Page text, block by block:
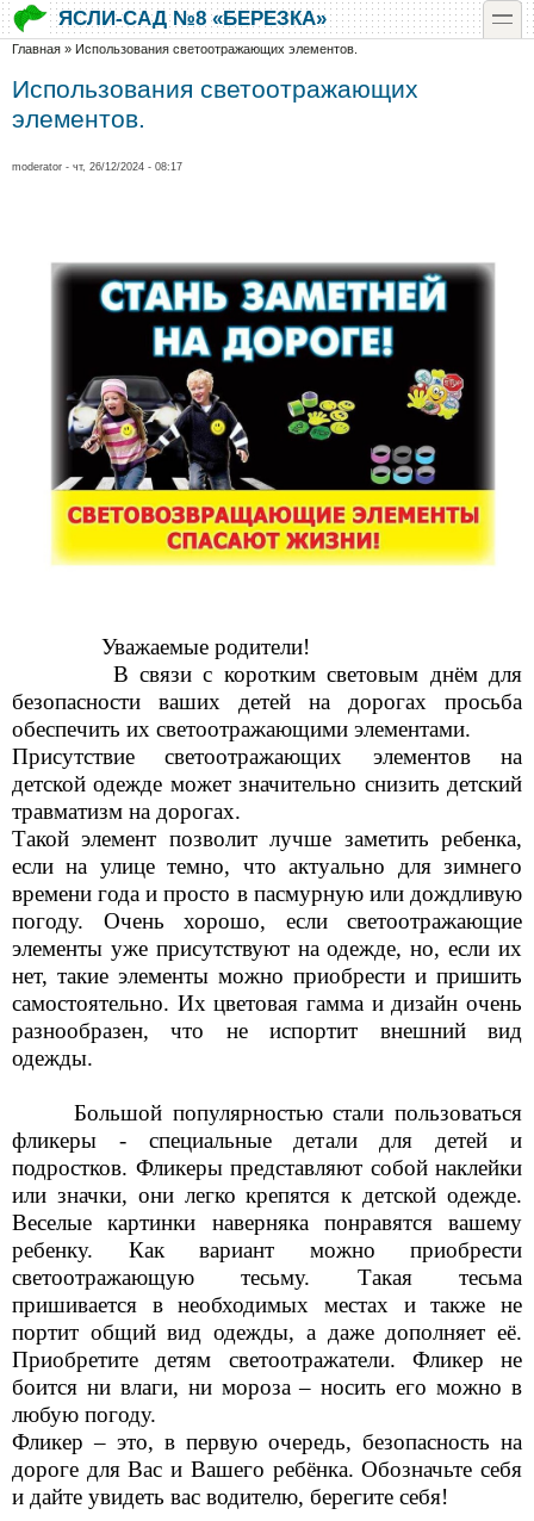
Перейти к основному содержанию
Skip to searchЯСЛИ-САД №8 «БЕРЕЗКА»
toggle
Вы здесь
Главная » Использования светоотражающих элементов.
Использования светоотражающих
элементов.
moderator - чт, 26/12/2024 - 08:17
Уважаемые родители!
В связи с коротким световым днём для
безопасности ваших детей на дорогах просьба
обеспечить их светоотражающими элементами.
Присутствие светоотражающих элементов на
детской одежде может значительно снизить детский
травматизм на дорогах.
Такой элемент позволит лучше заметить ребенка,
если на улице темно, что актуально для зимнего
времени года и просто в пасмурную или дождливую
погоду. Очень хорошо, если светоотражающие
элементы уже присутствуют на одежде, но, если их
нет, такие элементы можно приобрести и пришить
самостоятельно. Их цветовая гамма и дизайн очень
разнообразен, что не испортит внешний вид
одежды.
Большой популярностью стали пользоваться
фликеры - специальные детали для детей и
подростков. Фликеры представляют собой наклейки
или значки, они легко крепятся к детской одежде.
Веселые картинки наверняка понравятся вашему
ребенку. Как вариант можно приобрести
светоотражающую тесьму. Такая тесьма
пришивается в необходимых местах и также не
портит общий вид одежды, а даже дополняет её.
Приобретите детям светоотражатели. Фликер не
боится ни влаги, ни мороза – носить его можно в
любую погоду.
Фликер – это, в первую очередь, безопасность на
дороге для Вас и Вашего ребёнка. Обозначьте себя
и дайте увидеть вас водителю, берегите себя!